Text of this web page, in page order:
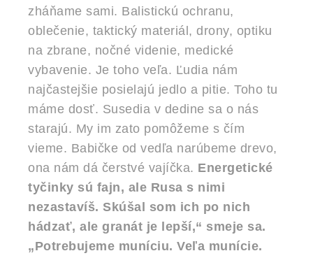
zháňame sami. Balistickú ochranu,
oblečenie, taktický materiál, drony, optiku
na zbrane, nočné videnie, medické
vybavenie. Je toho veľa. Ľudia nám
najčastejšie posielajú jedlo a pitie. Toho tu
máme dosť. Susedia v dedine sa o nás
starajú. My im zato pomôžeme s čím
vieme. Babičke od vedľa narúbeme drevo,
ona nám dá čerstvé vajíčka. Energetické
tyčinky sú fajn, ale Rusa s nimi
nezastavíš. Skúšal som ich po nich
hádzať, ale granát je lepší,“ smeje sa.
„Potrebujeme muníciu. Veľa munície.